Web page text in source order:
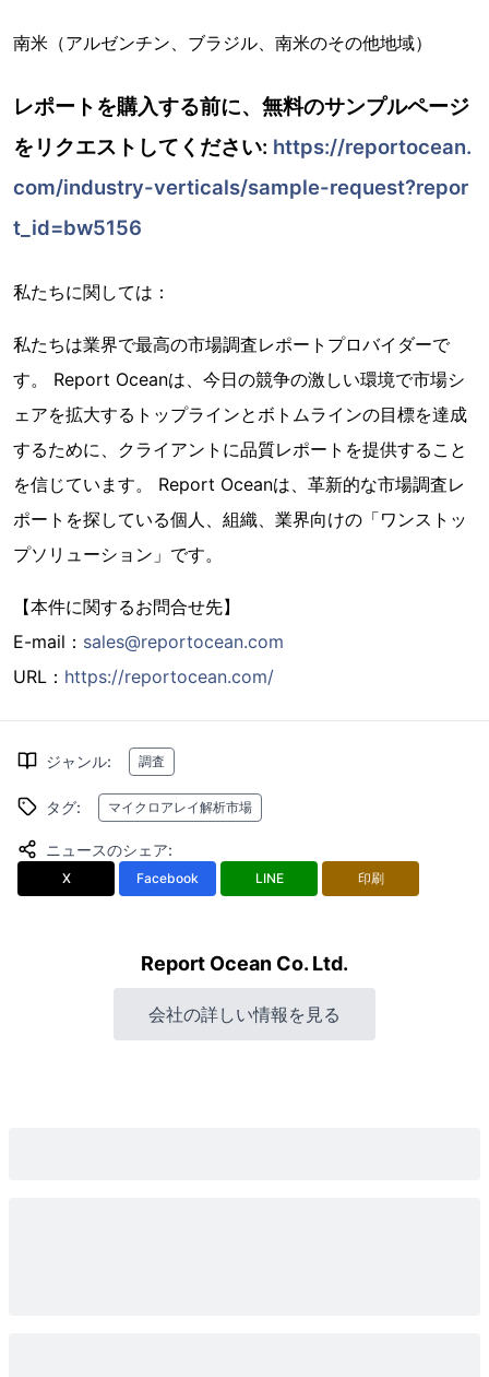
南米（アルゼンチン、ブラジル、南米のその他地域）
レポートを購入する前に、無料のサンプルページ
をリクエストしてください: https://reportocean.
com/industry-verticals/sample-request?repor
t_id=bw5156
私たちに関しては：
私たちは業界で最高の市場調査レポートプロバイダーで
す。 Report Oceanは、今日の競争の激しい環境で市場シ
ェアを拡大するトップラインとボトムラインの目標を達成
するために、クライアントに品質レポートを提供すること
を信じています。 Report Oceanは、革新的な市場調査レ
ポートを探している個人、組織、業界向けの「ワンストッ
プソリューション」です。
【本件に関するお問合せ先】
E-mail： sales@reportocean.com
URL： https://reportocean.com/
ジャンル: 調査
タグ: マイクロアレイ解析市場
ニュースのシェア:
X Facebook LINE 印刷
Report Ocean Co. Ltd.
会社の詳しい情報を見る